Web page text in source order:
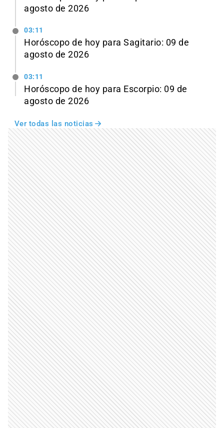
agosto de 2026
03:11
Horóscopo de hoy para Sagitario: 09 de
agosto de 2026
03:11
Horóscopo de hoy para Escorpio: 09 de
agosto de 2026
Ver todas las noticias